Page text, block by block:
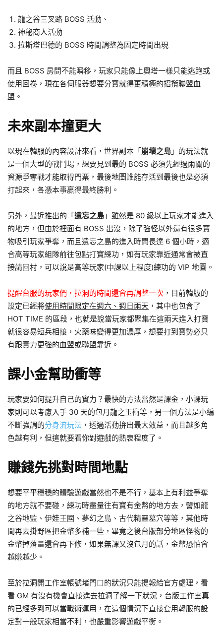
龍之谷三叉路 BOSS 活動、
神秘商人活動
拉斯塔巴德的 BOSS 時間調整為固定時間出現
而且 BOSS 房間不能瞬移，玩家只能像上奧塔一樣只能逃跑或
使用回卷，現在各伺服器想要分寶就得更積極的招攬聯盟血
盟。
未來副本撞更大
以現在韓服的內容設計來看，世界副本「崩壞之島 」的玩法就
是一個大型的戰鬥場，想要見到最的 BOSS 必須先經過兩關的
資源爭奪戰才能取得門票，最後地圖誰能存活到最後也是必須
打起來，各憑本事贏得最終勝利。
另外，最近推出的「遺忘之島 」雖然是 80 級以上玩家才能進入
的地方，但由於裡面有 BOSS 出沒，除了強怪以外還有很多寶
物吸引玩家爭奪，而且遺忘之島的進入時間長達 6 個小時，適
合高等玩家組隊前往包點打寶練功，如有玩家靠近通常會被直
接請回村，可以說是高等玩家(中課以上程度)練功的 VIP 地圖。
提醒台服的玩家們，拉洞的時間還會再調整一次 ，目前韓版的
設定已經將使用時間限定在週六、週日兩天 ，其中也包含了
HOT TIME 的區段，也就是說當玩家都聚集在這兩天進入打寶
就很容易短兵相接，火藥味變得更加濃厚，想要打到寶勢必只
有跟實力更強的血盟或聯盟靠近。
課小金幫助衝等
玩家要如何提升自己的實力？最快的方法當然是課金，小課玩
家則可以考慮入手 30 天的包月龍之玉衝等，另一個方法是小編
不斷強調的分身流玩法 ，透過活動拚出最大效益，而且越多角
色越有利，但這就要看你對遊戲的熱衷程度了。
賺錢先挑對時間地點
想要平平穩穩的體驗遊戲當然也不是不行，基本上有利益爭奪
的地方就不要碰，練功時盡量往有寶有金幣的地方去，譬如龍
之谷地監、伊娃王國、夢幻之島、古代精靈墓穴等等，其他時
間再去掛野區把金幣多補一些，畢竟之後台版部分地區怪物的
金幣掉落量還會再下修，如果無課又沒包月的話，金幣恐怕會
越賺越少。
至於拉洞開工作室帳號堵門口的狀況只能提報給官方處理，看
看 GM 有沒有機會直接進去拉洞了解一下狀況，台版工作室真
的已經多到可以當戰術運用，在這個情況下直接套用韓服的設
定對一般玩家相當不利，也嚴重影響遊戲平衡。